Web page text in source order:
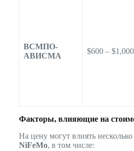
ВСМПО-
АВИСМА
$600 – $1,000
Факторы, влияющие на
На цену могут влиять
NiFeMo, в том числе: